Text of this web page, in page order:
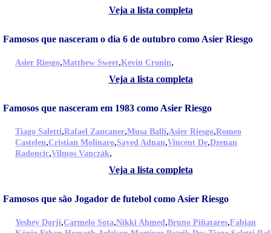
Veja a lista completa
Famosos que nasceram o dia 6 de outubro como Asier Riesgo
Asier Riesgo,Matthew Sweet,Kevin Cronin,
Veja a lista completa
Famosos que nasceram em 1983 como Asier Riesgo
Tiago Saletti,Rafael Zancaner,Musa Balli,Asier Riesgo,Romeo
Castelen,Cristian Molinaro,Sayed Adnan,Vincent De,Dzenan
Radoncic,Vilmos Vanczák,
Veja a lista completa
Famosos que são Jogador de futebol como Asier Riesgo
Yeshey Dorji,Carmelo Sota,Nikki Ahmed,Bruno Piñatares,Fabian